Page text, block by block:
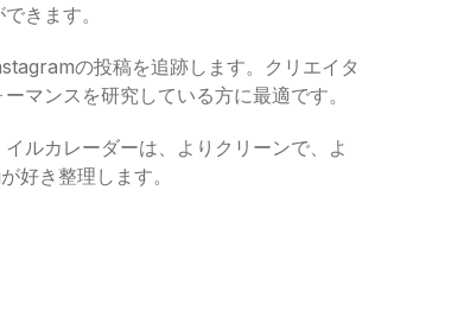
きます。
の投稿を追跡します。クリエイタ
マンスを研究している方に最適です。
ルカレーダーは、よりクリーンで、よ
好き整理します。